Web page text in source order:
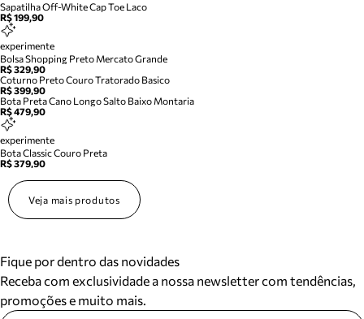
Sapatilha Off-White Cap Toe Laco
R$ 199,90
experimente
Bolsa Shopping Preto Mercato Grande
R$ 329,90
Coturno Preto Couro Tratorado Basico
R$ 399,90
Bota Preta Cano Longo Salto Baixo Montaria
R$ 479,90
experimente
Bota Classic Couro Preta
R$ 379,90
Veja mais produtos
Fique por dentro das novidades
Receba com exclusividade a nossa newsletter com tendências,
promoções e muito mais.